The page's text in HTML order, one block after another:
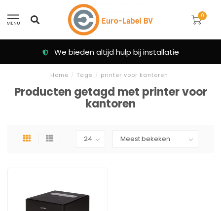
MENU
0
We bieden altijd hulp bij installatie
Home / Tags / printer voor kantoren
Producten getagd met printer voor
kantoren